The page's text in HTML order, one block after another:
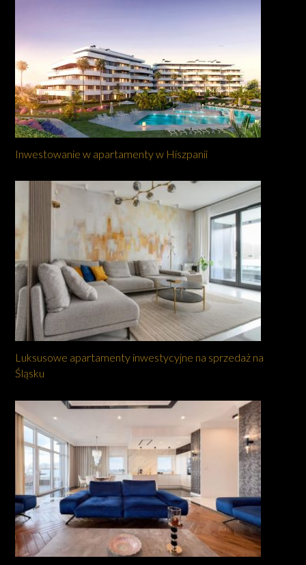
Inwestowanie w apartamenty w Hiszpanii
Luksusowe apartamenty inwestycyjne na sprzedaż na
Śląsku